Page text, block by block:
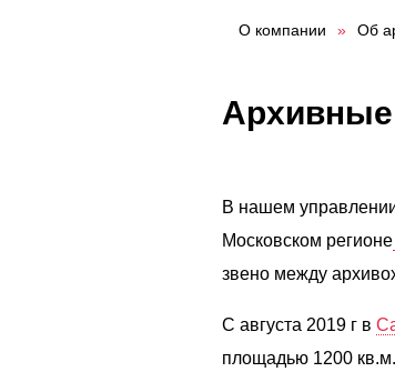
О компании » Об
В нашем
Московском регионе
звено между
С августа 2019 г в
площадью 1200